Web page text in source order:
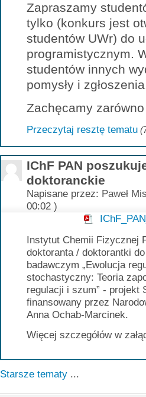
Zapraszamy
tylko (konkurs jest
studentów UWr) do
programistycznym.
studentów innych
pomysły i
Zachęcamy
Przeczytaj resztę tematu
IChF PAN
doktoranckie
Napisane przez: Paweł
00:02 )
Instytut Chemii Fizycznej
doktoranta / doktorantki
badawczym „Ewolucja
stochastyczny: Teoria
regulacji i szum” - projekt
finansowany przez
Anna Ochab-Marcinek.
Więcej szczegółów w
Starsze tematy ...